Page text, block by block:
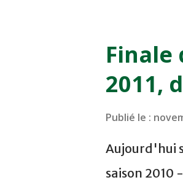
la dernière
Mourad
à domicile
Finale
2011,
Publié le :
Aujourd'hui
saison 2010